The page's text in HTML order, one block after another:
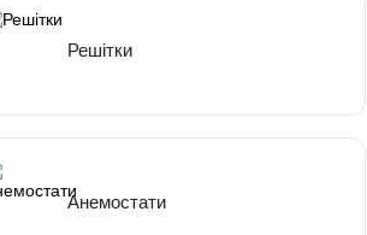
Решітки
Анемостати